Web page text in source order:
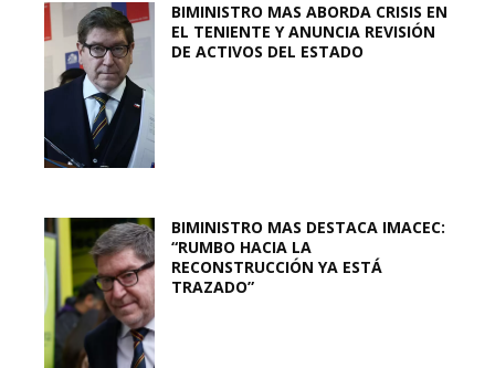
BIMINISTRO MAS ABORDA CRISIS EN
EL TENIENTE Y ANUNCIA REVISIÓN
DE ACTIVOS DEL ESTADO
BIMINISTRO MAS DESTACA IMACEC:
“RUMBO HACIA LA
RECONSTRUCCIÓN YA ESTÁ
TRAZADO”